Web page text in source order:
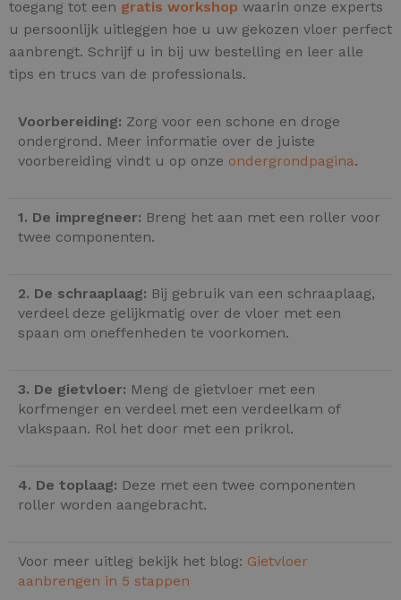
toegang tot een gratis workshop waarin onze experts
u persoonlijk uitleggen hoe u uw gekozen vloer perfect
aanbrengt. Schrijf u in bij uw bestelling en leer alle
tips en trucs van de professionals.
Voorbereiding: Zorg voor een schone en droge
ondergrond. Meer informatie over de juiste
voorbereiding vindt u op onze ondergrondpagina.
1. De impregneer: Breng het aan met een roller voor
twee componenten.
2. De schraaplaag: Bij gebruik van een schraaplaag,
verdeel deze gelijkmatig over de vloer met een
spaan om oneffenheden te voorkomen.
3. De gietvloer: Meng de gietvloer met een
korfmenger en verdeel met een verdeelkam of
vlakspaan. Rol het door met een prikrol.
4. De toplaag: Deze met een twee componenten
roller worden aangebracht.
Voor meer uitleg bekijk het blog: Gietvloer
aanbrengen in 5 stappen